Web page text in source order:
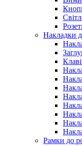
Накладки
Рамки до